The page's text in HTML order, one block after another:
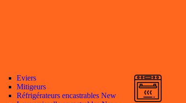
Eviers
Mitigeurs
Réfrigérateurs encastrables New